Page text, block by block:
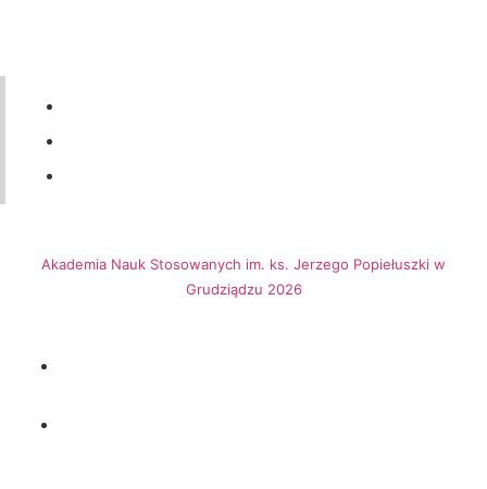
Akademia Nauk Stosowanych im. ks. Jerzego Popiełuszki w
Grudziądzu 2026